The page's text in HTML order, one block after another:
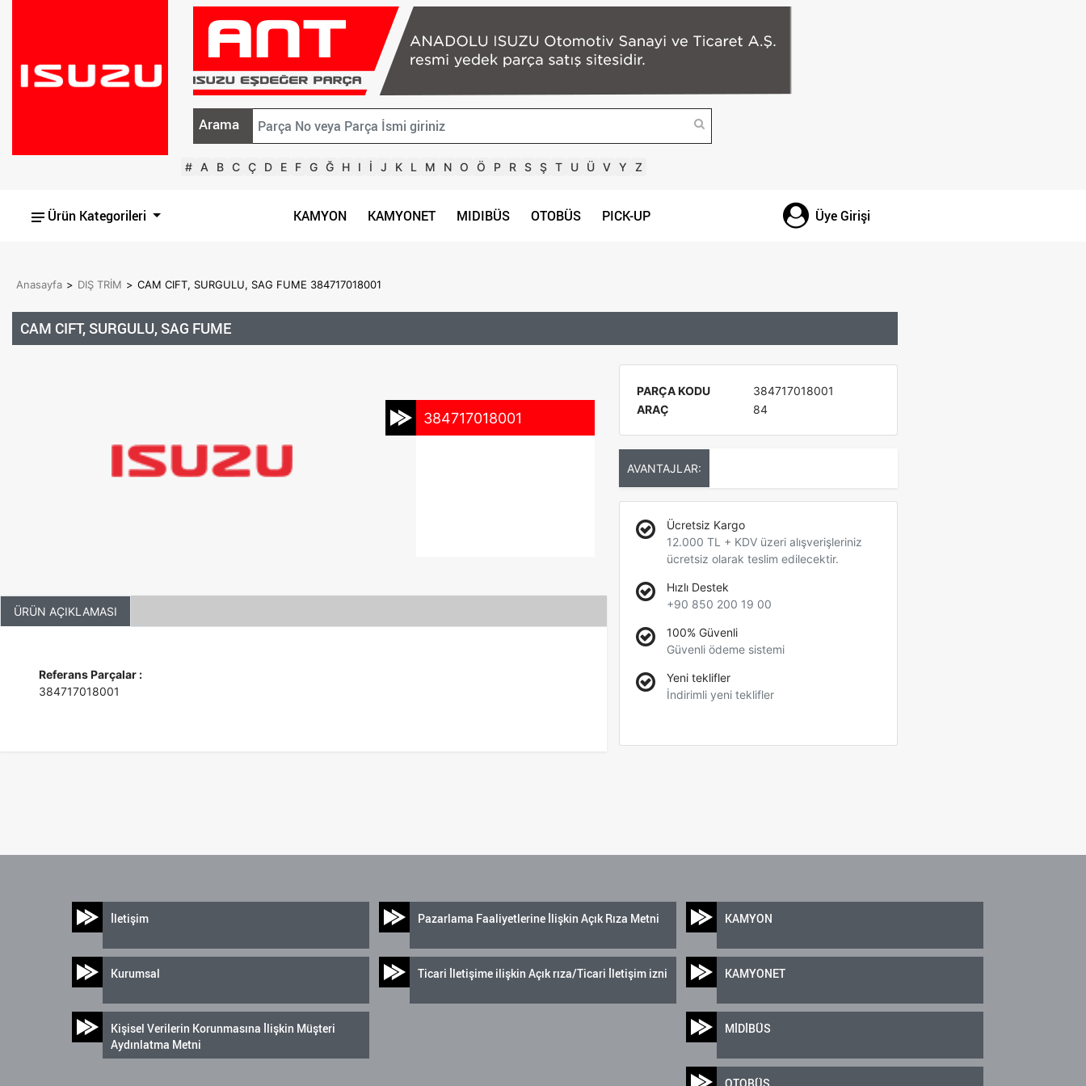
Arama
# A B C Ç D E F G Ğ H I İ J K L M N O Ö P R S Ş T U Ü V Y Z
Ürün Kategorileri KAMYON KAMYONET MIDIBÜS OTOBÜS PICK-UP Üye Girişi
Anasayfa > DIŞ TRİM > CAM CIFT, SURGULU, SAG FUME 384717018001
CAM CIFT, SURGULU, SAG FUME
384717018001
ÜRÜN AÇIKLAMASI
Referans Parçalar :
384717018001
PARÇA KODU
384717018001
ARAÇ
84
AVANTAJLAR:
Ücretsiz Kargo
12.000 TL + KDV üzeri alışverişleriniz
ücretsiz olarak teslim edilecektir.
Hızlı Destek
+90 850 200 19 00
100% Güvenli
Güvenli ödeme sistemi
Yeni teklifler
İndirimli yeni teklifler
İletişim
Kurumsal
Kişisel Verilerin Korunmasına İlişkin Müşteri
Aydınlatma Metni
Pazarlama Faaliyetlerine İlişkin Açık Rıza Metni
Ticari İletişime ilişkin Açık rıza/Ticari İletişim izni
KAMYON
KAMYONET
MİDİBÜS